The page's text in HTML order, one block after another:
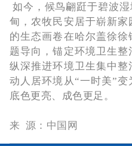
如今，候鸟翩跹于碧波
甸，农牧民安居于崭新
的生态画卷在哈尔盖徐
题导向，锚定环境卫生整
纵深推进环境卫生集中
动人居环境从“一时美”
底色更亮、成色更足。
来 源：中国网